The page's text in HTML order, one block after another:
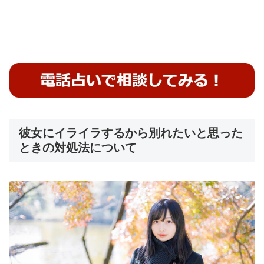
彼女にイライラするから別れたいと思った
ときの対処法について